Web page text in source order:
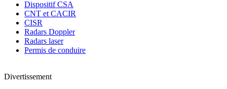
Dispositif CSA
CNT et CACIR
CISR
Radars Doppler
Radars laser
Permis de conduire
Divertissement